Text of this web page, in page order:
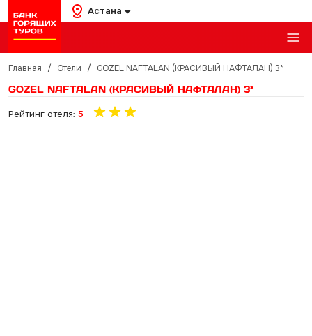
Астана
Главная / Отели / GOZEL NAFTALAN (КРАСИВЫЙ НАФТАЛАН) 3*
GOZEL NAFTALAN (КРАСИВЫЙ НАФТАЛАН) 3*
Рейтинг отеля: 5